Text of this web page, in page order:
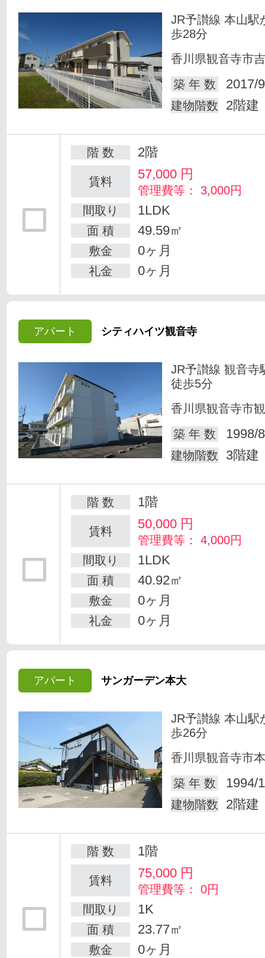
JR予讃線 本山駅
歩28分
香川県観音寺市
築 年 数
2017/
建物階数 2階建
階 数 2階
賃料 57,000 円
管理費等： 3,000円
間取り
1LDK
面 積 49.59㎡
敷金 0ヶ月
礼金 0ヶ月
アパート シティハイツ観音寺
JR予讃線 観音寺
徒歩5分
香川県観音寺市
築 年 数
1998/
建物階数 3階建
階 数 1階
賃料 50,000 円
管理費等： 4,000円
間取り
1LDK
面 積 40.92㎡
敷金 0ヶ月
礼金 0ヶ月
アパート サンガーデン本大
JR予讃線 本山駅
歩26分
香川県観音寺市
築 年 数
1994/
建物階数 2階建
階 数 1階
賃料 75,000 円
管理費等： 0円
間取り
1K
面 積 23.77㎡
敷金 0ヶ月